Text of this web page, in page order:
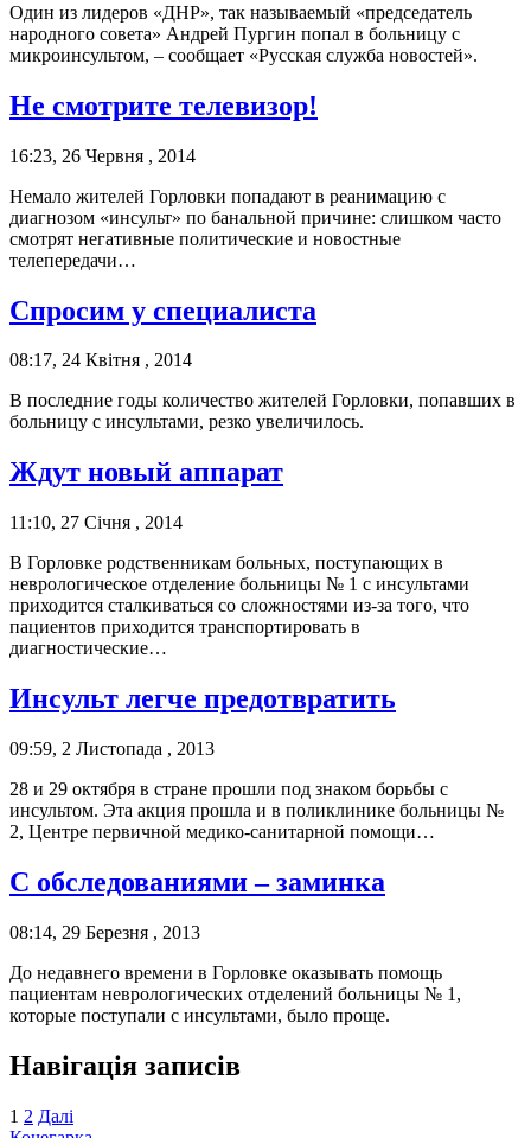
Один из лидеров «ДНР», так называемый «председатель
народного совета» Андрей Пургин попал в больницу с
микроинсультом, – сообщает «Русская служба новостей».
Не смотрите телевизор!
16:23, 26 Червня , 2014
Немало жителей Горловки попадают в реанимацию с
диагнозом «инсульт» по банальной причине: слишком часто
смотрят негативные политические и новостные
телепередачи…
Спросим у специалиста
08:17, 24 Квітня , 2014
В последние годы количество жителей Горловки, попавших в
больницу с инсультами, резко увеличилось.
Ждут новый аппарат
11:10, 27 Січня , 2014
В Горловке родственникам больных, поступающих в
неврологическое отделение больницы № 1 с инсультами
приходится сталкиваться со сложностями из-за того, что
пациентов приходится транспортировать в
диагностические…
Инсульт легче предотвратить
09:59, 2 Листопада , 2013
28 и 29 октября в стране прошли под знаком борьбы с
инсультом. Эта акция прошла и в поликлинике больницы №
2, Центре первичной медико-санитарной помощи…
С обследованиями – заминка
08:14, 29 Березня , 2013
До недавнего времени в Горловке оказывать помощь
пациентам неврологических отделений больницы № 1,
которые поступали с инсультами, было проще.
Навігація записів
1 2 Далі